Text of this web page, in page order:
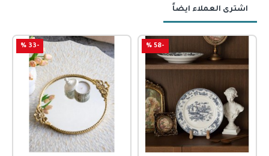
اشترى العملاء ايضاً
-58 %
-33 %